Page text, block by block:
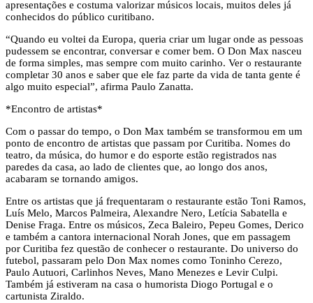
apresentações e costuma valorizar músicos locais, muitos deles já
conhecidos do público curitibano.
“Quando eu voltei da Europa, queria criar um lugar onde as pessoas
pudessem se encontrar, conversar e comer bem. O Don Max nasceu
de forma simples, mas sempre com muito carinho. Ver o restaurante
completar 30 anos e saber que ele faz parte da vida de tanta gente é
algo muito especial”, afirma Paulo Zanatta.
*Encontro de artistas*
Com o passar do tempo, o Don Max também se transformou em um
ponto de encontro de artistas que passam por Curitiba. Nomes do
teatro, da música, do humor e do esporte estão registrados nas
paredes da casa, ao lado de clientes que, ao longo dos anos,
acabaram se tornando amigos.
Entre os artistas que já frequentaram o restaurante estão Toni Ramos,
Luís Melo, Marcos Palmeira, Alexandre Nero, Letícia Sabatella e
Denise Fraga. Entre os músicos, Zeca Baleiro, Pepeu Gomes, Derico
e também a cantora internacional Norah Jones, que em passagem
por Curitiba fez questão de conhecer o restaurante. Do universo do
futebol, passaram pelo Don Max nomes como Toninho Cerezo,
Paulo Autuori, Carlinhos Neves, Mano Menezes e Levir Culpi.
Também já estiveram na casa o humorista Diogo Portugal e o
cartunista Ziraldo.